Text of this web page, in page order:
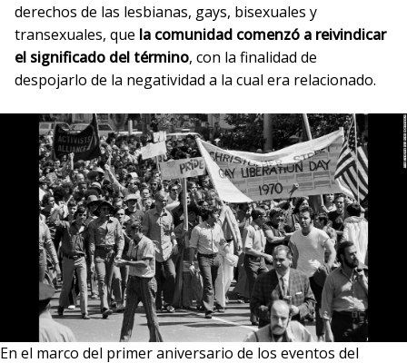
derechos de las lesbianas, gays, bisexuales y
transexuales, que la comunidad comenzó a reivindicar
el significado del término, con la finalidad de
despojarlo de la negatividad a la cual era relacionado.
En el marco del primer aniversario de los eventos del